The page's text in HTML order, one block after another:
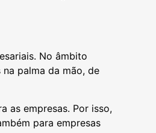
No âmbito
palma da mão, de
as empresas. Por isso,
para empresas